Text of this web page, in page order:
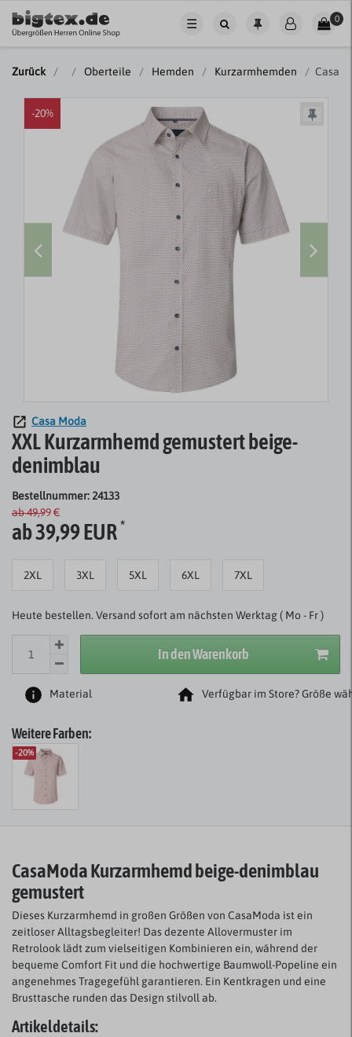
☰ 0
Zurück Oberteile Hemden Kurzarmhemden
-20%
Casa Moda
XXL Kurzarmhemd gemustert beige-
denimblau
Bestellnummer: 24133
ab 49,99 €
ab 39,99 EUR*
2XL 3XL 5XL 6XL 7XL
Heute bestellen. Versand sofort am nächsten Werktag ( Mo - Fr )
In den Warenkorb
Material Verfügbar im Store? Größe
Weitere Farben:
-20%
CasaModa Kurzarmhemd beige-denimblau
gemustert
Dieses Kurzarmhemd in großen Größen von CasaModa ist ein
zeitloser Alltagsbegleiter! Das dezente Allovermuster im
Retrolook lädt zum vielseitigen Kombinieren ein, während der
bequeme Comfort Fit und die hochwertige Baumwoll-Popeline ein
angenehmes Tragegefühl garantieren. Ein Kentkragen und eine
Brusttasche runden das Design stilvoll ab.
Artikeldetails: